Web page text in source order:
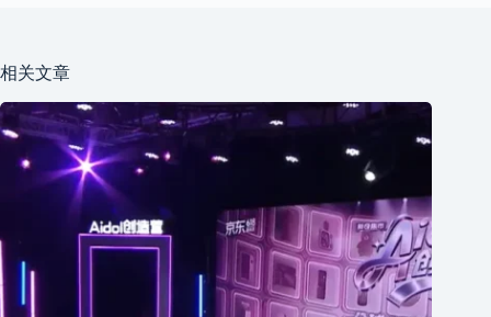
相关文章